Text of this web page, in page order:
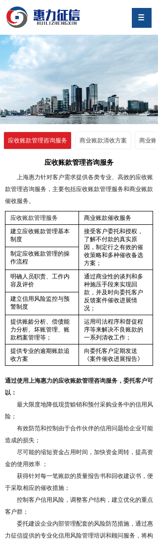
应收账款管理咨询服务 商业账款清收方案 商业账
上海惠力针对客户需求提供各类专业、高效的应收账
款管理咨询服务，主要包括应收账款管理服务和商业账款
催收服务。
应收账款管理服务
商业账款催收服务
建立应收账款管理基本
制度
接受客户委托和授权，
了解不付款的真实原
因，制定行之有效的催
收策略和多种催收备选
方案；
制定应收账款管理的操
作流程
明确人员职责、工作内
容及评价
通过商业性的谈判和多
种施压手段来实现回
款，并及时向委托客户
反馈案件催收进展情
况；
建立信用风险监控与预
警制度
提供账龄分析、偿债能
力分析、坏账管理、账
款档案管理等；
运用司法程序和督促程
序等来解决不良账款的
一系列清收工作；
提供专业的逾期账款追
收方案
向委托客户定期发送
《案件催收进展报告》
应收账款管理咨询服务
通过使用上海惠力的应收账款管理咨询服务，委托客户可
以：
最大限度地降低现货赊销和预付采购业务中的信用风
险；
有效防范和控制由于合作伙伴的信用问题给企业可能
造成的损失；
尽可能的缩短资金占用时间，加快资金周转，提高资
金的使用效率 ；
获得针对每一笔账款的质量报告书和回收建议书，便
于采取相应的催收措施；
控制客户信用风险，调整客户结构，建立优化的重点
客户群；
委托建设企业内部管理配套的风险防范措施，通过惠
力征信提供的专业化信用风险管理培训和顾问服务，将构